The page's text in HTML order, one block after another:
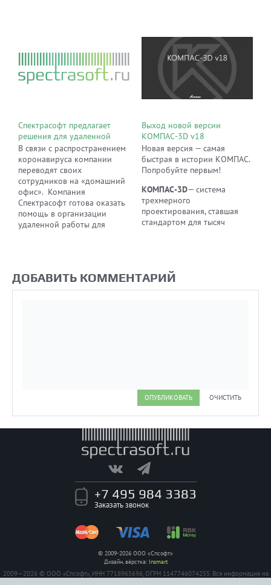
Спектрасофт предлагает
решения для удаленной
работы
В связи с распространением
коронавируса компании
переводят своих
сотрудников на «домашний
офис». Компания
Спектрасофт готова оказать
помощь в организации
удаленной работы для
финансовых издержек
Выход новой версии
КОМПАС-3D v18
Новая версия — самая
быстрая в истории КОМПАС.
Попробуйте первым!
КОМПАС-3D— система
трехмерного
проектирования, ставшая
стандартом для тысяч
функциональными
возможностями
ДОБАВИТЬ КОММЕНТАРИЙ
ОПУБЛИКОВАТЬ ОЧИСТИТЬ
+7 495 984 3383
Заказать звонок
© 2009-2026 ООО «Спсофт»
Дизайн, вёрстка: Insmart
2009—2026 © ООО «Спсофт», ИНН 7718965696, ОГРН 1147746074255. Вся информация на